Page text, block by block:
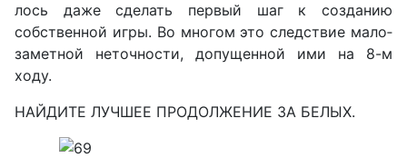
лось даже сделать первый шаг к созданию
собственной игры. Во многом это следствие мало­
заметной неточности, допущен­ной ими на 8-м
ходу.
НАЙДИТЕ ЛУЧШЕЕ ПРО­ДОЛЖЕНИЕ ЗА БЕЛЫХ.